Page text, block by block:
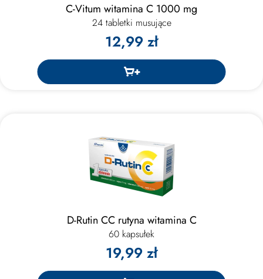
C-Vitum witamina C 1000 mg
24 tabletki musujące
12,99 zł
D-Rutin CC rutyna witamina C
60 kapsułek
19,99 zł